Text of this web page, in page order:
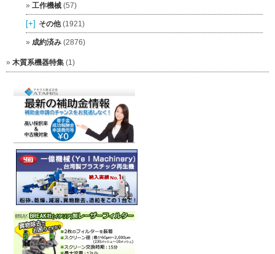
工作機械 (57)
[+] その他(1921)
成約済み (2876)
木質系機器特集 (1)